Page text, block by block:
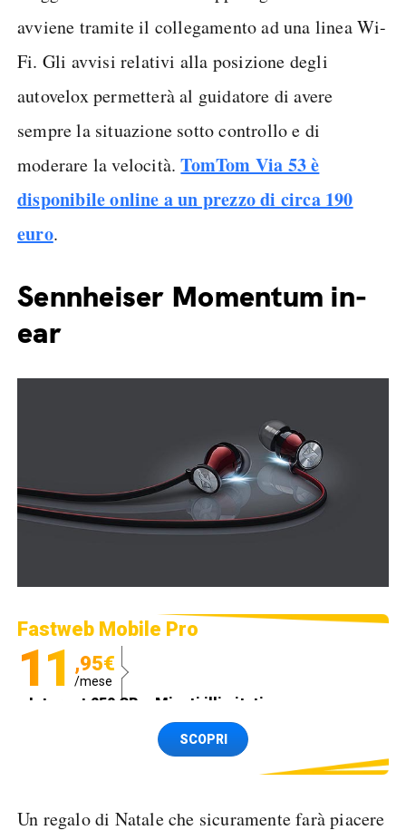
avviene tramite il collegamento ad una linea Wi-
Fi. Gli avvisi relativi alla posizione degli
autovelox permetterà al guidatore di avere
sempre la situazione sotto controllo e di
moderare la velocità.TomTom Via 53 è
disponibile online a un prezzo di circa 190
euro.
Sennheiser Momentum in-
ear
Fastweb Mobile Pro
11 ,95€
/mese
Internet 250 GB e Minuti illimitati
Spedizione SIM GRATISSCOPRI
Un regalo di Natale che sicuramente farà piacere